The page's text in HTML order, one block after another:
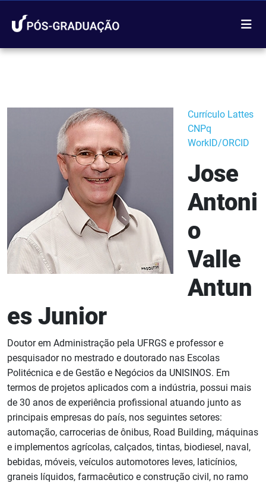
Currículo Lattes
CNPq
WorkID/ORCID
Jose
Antoni
o
Valle
Antun
es Junior
Doutor em Administração pela UFRGS e professor e
pesquisador no mestrado e doutorado nas Escolas
Politécnica e de Gestão e Negócios da UNISINOS. Em
termos de projetos aplicados com a indústria, possui mais
de 30 anos de experiência profissional atuando junto as
principais empresas do país, nos seguintes setores:
automação, carrocerias de ônibus, Road Building, máquinas
e implementos agrícolas, calçados, tintas, biodiesel, naval,
bebidas, móveis, veículos automotores leves, laticínios,
graneis líquidos, farmacêutico e construção civil, no ramo